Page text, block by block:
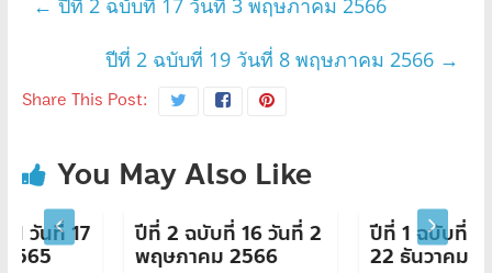
ปีที่ 2 ฉบับที่ 19 วันที่ 8 พฤษภาคม 2566 →
Share This Post:
You May Also Like
ปีที่ 2 ฉบับที่ 16 วันที่ 2
พฤษภาคม 2566
ปีที่ 1 ฉบับที่ 35 วันที่
22 ธันวาคม 2565